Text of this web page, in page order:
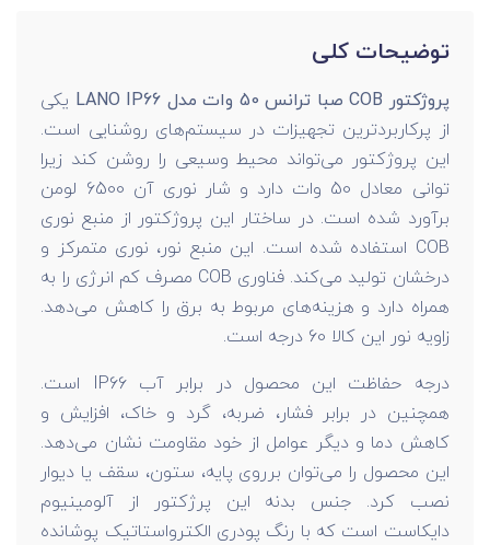
توضیحات کلی
پروژکتور COB صبا ترانس 50 وات مدل LANO IP66
یکی
از پرکاربردترین تجهیزات در سیستم‌های روشنایی است.
این پروژکتور می‌تواند محیط وسیعی را روشن کند زیرا
توانی معادل 50 وات دارد و شار نوری آن 6500 لومن
برآورد شده است. در ساختار این پروژکتور از منبع نوری
COB استفاده شده است. این منبع نور، نوری متمرکز و
درخشان تولید می‌کند. فناوری COB مصرف کم انرژی را به
همراه دارد و هزینه‌های مربوط به برق را کاهش می‌دهد.
زاویه نور این کالا 60 درجه است.
درجه حفاظت این محصول در برابر آب IP66 است.
همچنین در برابر فشار، ضربه، گرد و خاک، افزایش و
کاهش دما و دیگر عوامل از خود مقاومت نشان می‌دهد.
این محصول را می‌توان برروی پایه، ستون، سقف یا دیوار
نصب کرد. جنس بدنه این پرژکتور از آلومینیوم
دایکاست است که با رنگ پودری الکترواستاتیک پوشانده